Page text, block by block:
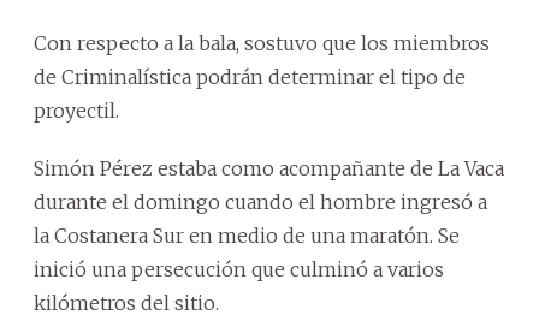
Con respecto a la bala, sostuvo que los miembros
de Criminalística podrán determinar el tipo de
proyectil.
Simón Pérez estaba como acompañante de La Vaca
durante el domingo cuando el hombre ingresó a
la Costanera Sur en medio de una maratón. Se
inició una persecución que culminó a varios
kilómetros del sitio.